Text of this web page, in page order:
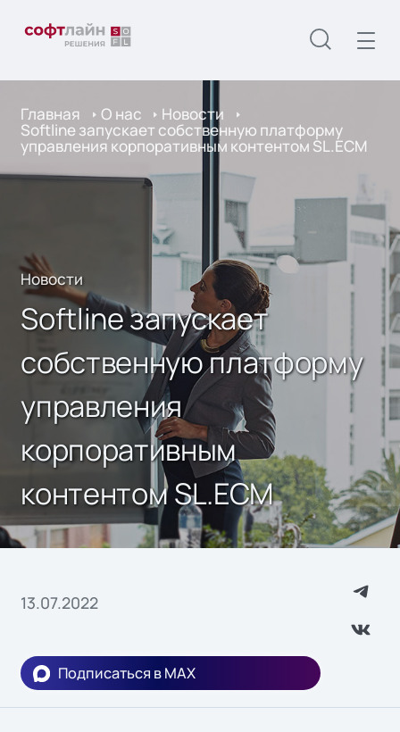
Главная О нас Новости
Softline запускает собственную платформу
управления корпоративным контентом SL.ECM
Новости
Softline запускает
собственную платформу
управления
корпоративным
контентом SL.ECM
13.07.2022
Подписаться в MAX